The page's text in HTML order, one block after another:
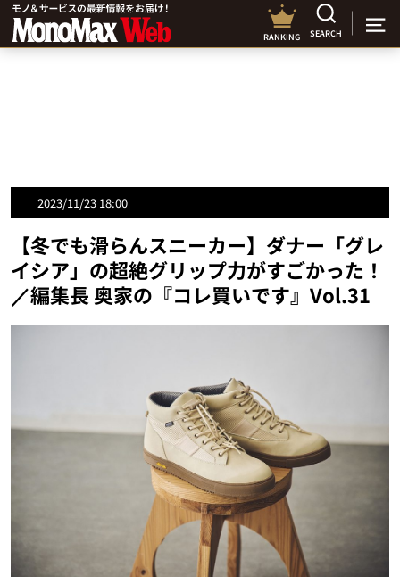
RANKING SEARCH
2023/11/23 18:00
【冬でも滑らんスニーカー】ダナー「グレ
イシア」の超絶グリップ力がすごかった！
／編集長 奥家の『コレ買いです』Vol.31